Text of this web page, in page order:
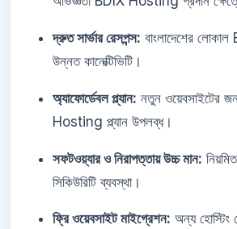
দ্রুত সার্ভার রেসপন্স: বাংলাদেশের লোকাল
উন্নত কানেক্টিভিটি।
অ্যাফোর্ডেবল প্ল্যান: নতুন ওয়েবসাইটের
Hosting প্ল্যান উপলব্ধ।
সফটওয়্যার ও নিরাপত্তায় উচ্চ মান:
সিকিউরিটি ব্যবস্থা।
ফ্রি ওয়েবসাইট মাইগ্রেশন: অন্য